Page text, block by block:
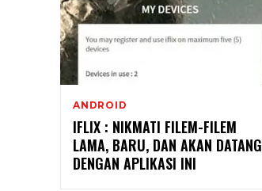
ANDROID
IFLIX : NIKMATI FILEM-FILEM
LAMA, BARU, DAN AKAN DATANG
DENGAN APLIKASI INI